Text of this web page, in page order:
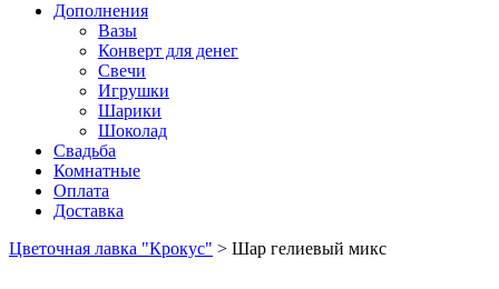
Дополнения
Вазы
Конверт для денег
Свечи
Игрушки
Шарики
Шоколад
Свадьба
Комнатные
Оплата
Доставка
Цветочная лавка "Крокус" > Шар гелиевый микс